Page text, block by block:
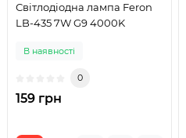
Світлодіодна лампа Feron
LB-435 7W G9 4000K
В наявності
0
159 грн